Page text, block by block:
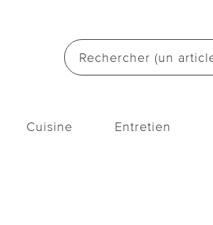
Cuisine Entretien